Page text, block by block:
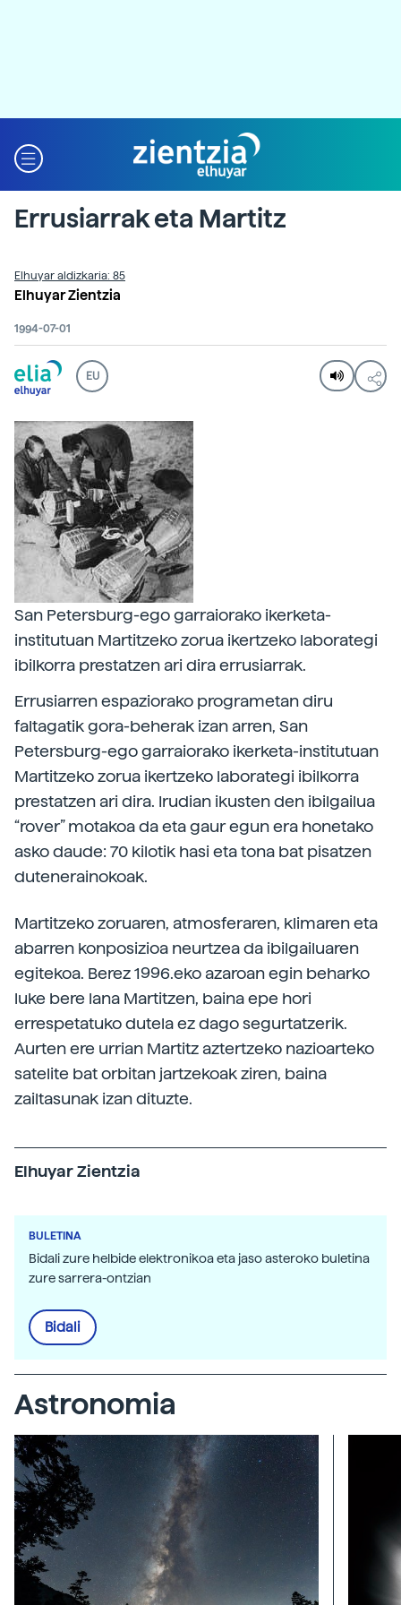
Errusiarrak eta Martitz
Elhuyar aldizkaria: 85
Elhuyar Zientzia
1994-07-01
EU
San Petersburg-ego garraiorako ikerketa-
institutuan Martitzeko zorua ikertzeko laborategi
ibilkorra prestatzen ari dira errusiarrak.
Errusiarren espaziorako programetan diru
faltagatik gora-beherak izan arren, San
Petersburg-ego garraiorako ikerketa-institutuan
Martitzeko zorua ikertzeko laborategi ibilkorra
prestatzen ari dira. Irudian ikusten den ibilgailua
“rover” motakoa da eta gaur egun era honetako
asko daude: 70 kilotik hasi eta tona bat pisatzen
dutenerainokoak.
Martitzeko zoruaren, atmosferaren, klimaren eta
abarren konposizioa neurtzea da ibilgailuaren
egitekoa. Berez 1996.eko azaroan egin beharko
luke bere lana Martitzen, baina epe hori
errespetatuko dutela ez dago segurtatzerik.
Aurten ere urrian Martitz aztertzeko nazioarteko
satelite bat orbitan jartzekoak ziren, baina
zailtasunak izan dituzte.
Elhuyar Zientzia
BULETINA
Bidali zure helbide elektronikoa eta jaso asteroko buletina
zure sarrera-ontzian
Bidali
Astronomia